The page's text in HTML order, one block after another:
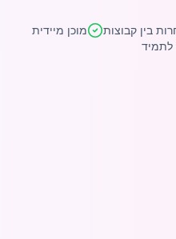
בין קבוצות
מוכן מיידית
לתמיד